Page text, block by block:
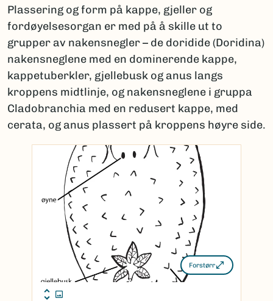
Plassering og form på kappe, gjeller og
fordøyelsesorgan er med på å skille ut to
grupper av nakensnegler – de doridide (Doridina)
nakensneglene med en dominerende kappe,
kappetuberkler, gjellebusk og anus langs
kroppens midtlinje, og nakensneglene i gruppa
Cladobranchia med en redusert kappe, med
cerata, og anus plassert på kroppens høyre side.
Forstørr